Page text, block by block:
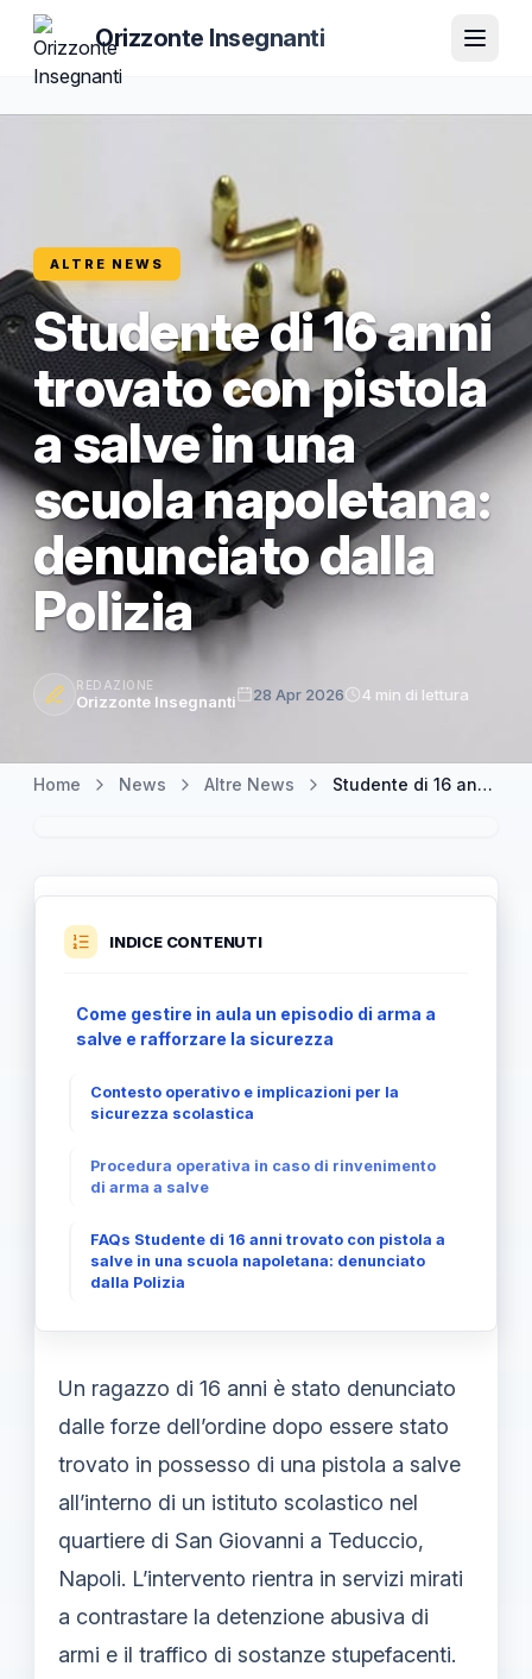
Orizzonte Insegnanti
ALTRE NEWS
Studente di 16 anni
trovato con pistola
a salve in una
scuola napoletana:
denunciato dalla
Polizia
REDAZIONE
Orizzonte Insegnanti 28 Apr 2026 4 min di lettura
Home News Altre News Studente di 16 anni trovato con pistola a salve in una scuola napoletana: denunciato dalla Polizia
INDICE CONTENUTI
Come gestire in aula un episodio di arma a
salve e rafforzare la sicurezza
Contesto operativo e implicazioni per la
sicurezza scolastica
Procedura operativa in caso di rinvenimento
di arma a salve
FAQs Studente di 16 anni trovato con pistola a
salve in una scuola napoletana: denunciato
dalla Polizia
Un ragazzo di 16 anni è stato denunciato
dalle forze dell’ordine dopo essere stato
trovato in possesso di una pistola a salve
all’interno di un istituto scolastico nel
quartiere di San Giovanni a Teduccio,
Napoli. L’intervento rientra in servizi mirati
a contrastare la detenzione abusiva di
armi e il traffico di sostanze stupefacenti.